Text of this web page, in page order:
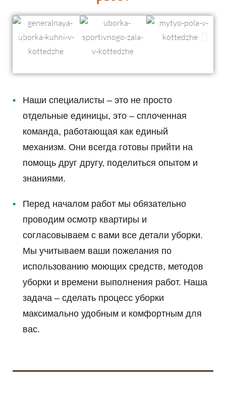
Наши специалисты – это не просто
отдельные единицы, это – сплоченная
команда, работающая как единый
механизм. Они всегда готовы прийти на
помощь друг другу, поделиться опытом и
знаниями.
Перед началом работ мы обязательно
проводим осмотр квартиры и
согласовываем с вами все детали уборки.
Мы учитываем ваши пожелания по
использованию моющих средств, методов
уборки и времени выполнения работ. Наша
задача – сделать процесс уборки
максимально удобным и комфортным для
вас.